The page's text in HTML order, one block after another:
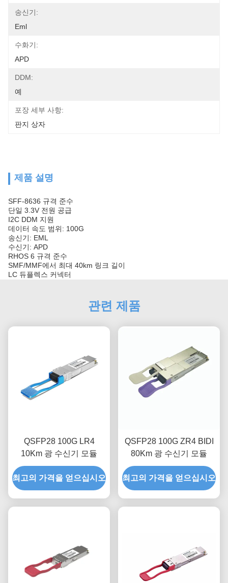
송신기:
Eml
수화기:
APD
DDM:
예
포장 세부 사항:
판지 상자
제품 설명
SFF-8636 규격 준수
단일 3.3V 전원 공급
I2C DDM 지원
데이터 속도 범위: 100G
송신기: EML
수신기: APD
RHOS 6 규격 준수
SMF/MMF에서 최대 40km 링크 길이
LC 듀플렉스 커넥터
관련 제품
QSFP28 100G LR4
10Km 광 수신기 모듈
최고의 가격을 얻으십시오
QSFP28 100G ZR4 BIDI
80Km 광 수신기 모듈
최고의 가격을 얻으십시오